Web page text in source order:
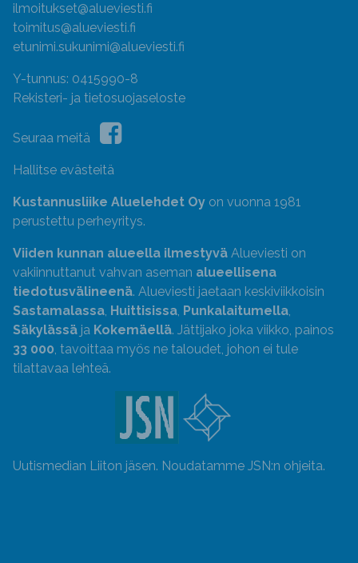
ilmoitukset@alueviesti.fi
toimitus@alueviesti.fi
etunimi.sukunimi@alueviesti.fi
Y-tunnus: 0415990-8
Rekisteri- ja tietosuojaseloste
Seuraa meitä
Hallitse evästeitä
Kustannusliike Aluelehdet Oy on vuonna 1981
perustettu perheyritys.
Viiden kunnan alueella ilmestyvä Alueviesti on
vakiinnuttanut vahvan aseman alueellisena
tiedotusvälineenä. Alueviesti jaetaan keskiviikkoisin
Sastamalassa, Huittisissa, Punkalaitumella,
Säkylässä ja Kokemäellä. Jättijako joka viikko, painos
33 000, tavoittaa myös ne taloudet, johon ei tule
tilattavaa lehteä.
Uutismedian Liiton jäsen. Noudatamme JSN:n ohjeita.